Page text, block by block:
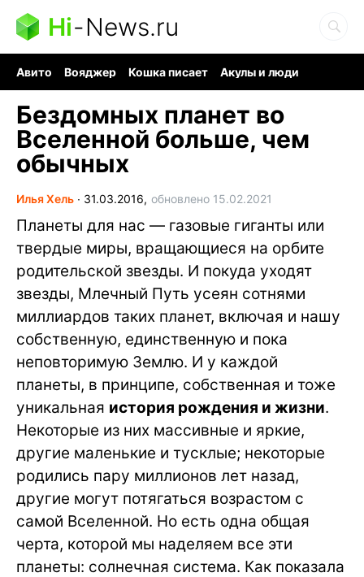
Hi-News.ru
Авито Вояджер Кошка писает
Акулы и люди
Бездомных планет во
Вселенной больше, чем
обычных
Илья Хель ∙ 31.03.2016, обновлено 15.02.2021
Планеты для нас — газовые гиганты или
твердые миры, вращающиеся на орбите
родительской звезды. И покуда уходят
звезды, Млечный Путь усеян сотнями
миллиардов таких планет, включая и нашу
собственную, единственную и пока
неповторимую Землю. И у каждой
планеты, в принципе, собственная и тоже
уникальная история рождения и жизни.
Некоторые из них массивные и яркие,
другие маленькие и тусклые; некоторые
родились пару миллионов лет назад,
другие могут потягаться возрастом с
самой Вселенной. Но есть одна общая
черта, которой мы наделяем все эти
планеты: солнечная система. Как показала